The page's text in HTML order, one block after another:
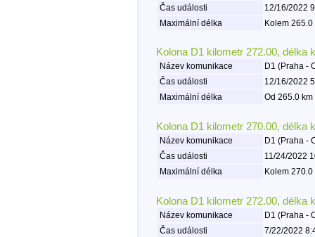
Čas události
12/16/2022
Maximální délka
Kolem
Kolona D1 kilometr 272.00, délka
Název komunikace
D1 (Praha -
Čas události
12/16/2022
Maximální délka
Od 265.0
Kolona D1 kilometr 270.00, délka
Název komunikace
D1 (Praha -
Čas události
11/24/2022
Maximální délka
Kolem
Kolona D1 kilometr 272.00, délka
Název komunikace
D1 (Praha -
Čas události
7/22/2022